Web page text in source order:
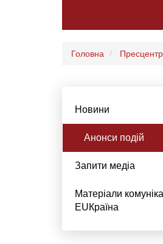
Головна Пресцентр
Новини
Анонси подій
Запити медіа
Матеріали
EUКраїна